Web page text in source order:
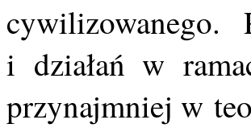
cywilizowanego.
i działań w
przynajmniej w